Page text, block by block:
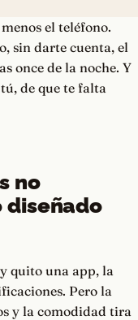
el teléfono.
sin darte cuenta, el
once de la noche. Y
de que te falta
no
diseñado
quito una app, la
Pero la
y la comodidad tira